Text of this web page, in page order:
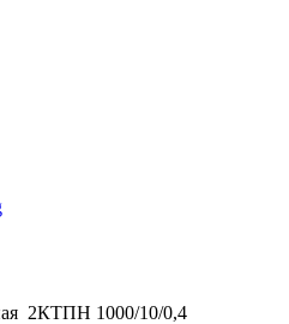
2КТПН 1000/10/0,4